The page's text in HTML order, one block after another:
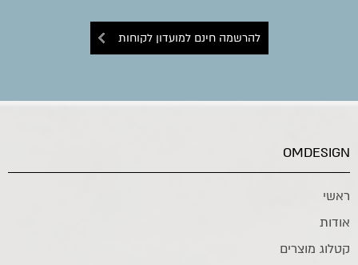
להרשמה חינם למועדון לקוחות
OMDESIGN
ראשי
אודות
קטלוג מוצרים